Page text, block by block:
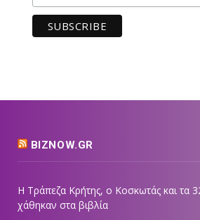
BIZNOW.GR
Η Τράπεζα Κρήτης, ο Κοσκωτάς και τα
χάθηκαν στα βιβλία